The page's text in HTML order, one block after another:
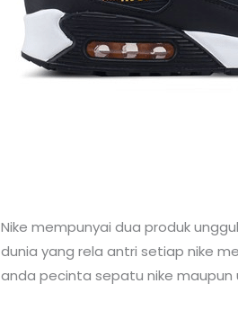
Nike mempunyai dua produk
dunia yang rela antri setiap nike
anda pecinta sepatu nike